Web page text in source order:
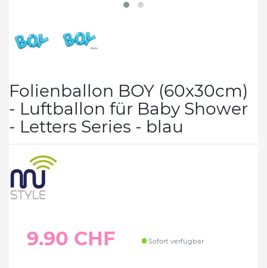
Folienballon BOY (60x30cm)
- Luftballon für Baby Shower
- Letters Series - blau
9.90 CHF Sofort verfügbar